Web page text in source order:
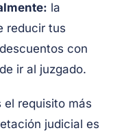
la
reducir tus
con
ir al juzgado.
el requisito más
judicial es